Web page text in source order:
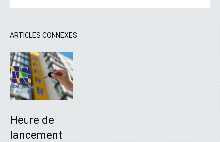
ARTICLES CONNEXES
Heure de
lancement